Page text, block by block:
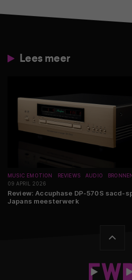
Lees meer
MUSIC EMOTION REVIEWS AUDIO
09 APRIL 2026
Review: Accuphase DP-570S sacd-
Japans meesterwerk